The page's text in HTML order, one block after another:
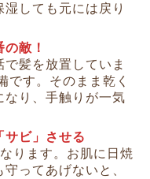
しても元には戻り
敵！
髪を放置していま
です。そのまま乾く
なり、手触りが一気
サビ」させる
ります。お肌に日焼
ってあげないと、